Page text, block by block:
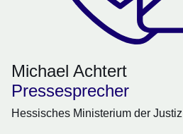
Michael Achtert
Pressesprecher
Hessisches Ministerium der Justiz